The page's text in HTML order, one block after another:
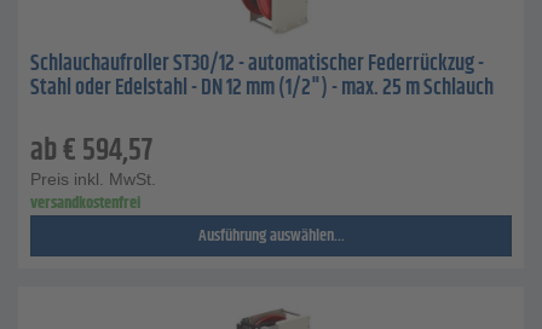
Schlauchaufroller ST30/12 - automatischer Federrückzug -
Stahl oder Edelstahl - DN 12 mm (1/2") - max. 25 m Schlauch
ab€594,57
Preis inkl. MwSt.
versandkostenfrei
Ausführung auswählen...